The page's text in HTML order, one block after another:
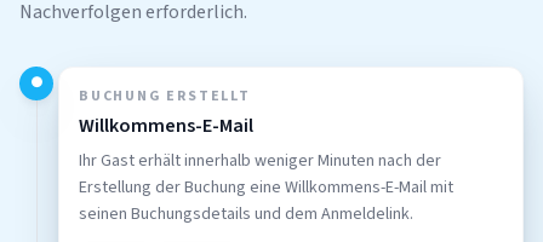
Nachverfolgen erforderlich.
●
BUCHUNG ERSTELLT
Willkommens-E-Mail
Ihr Gast erhält innerhalb weniger Minuten nach der
Erstellung der Buchung eine Willkommens-E-Mail mit
seinen Buchungsdetails und dem Anmeldelink.